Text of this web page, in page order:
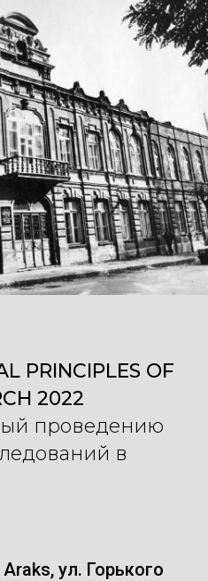
PRINCIPLES OF
2022
проведению
в
ул. Горького